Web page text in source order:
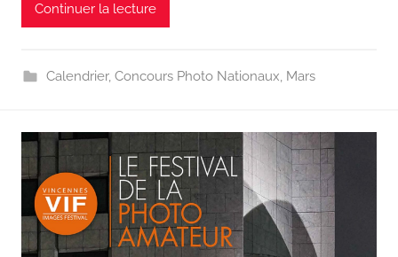
Continuer la lecture
Calendrier, Concours Photo Nationaux Mars